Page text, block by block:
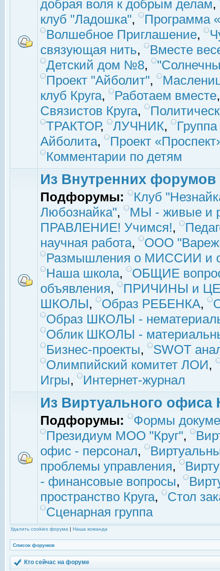
добрая воля к добрым делам,
клуб "Ладошка",
Программа
Волшебное Приглашение,
связующая нить,
Вместе
Детский дом №8,
Проект "Айболит",
клуб Круга, Работаем вместе
Связистов Круга,
ТРАКТОР, ЛУЧНИК,
Айболита,
Проект
Комментарии по детям
Из Внутренних форумов
Подфорумы:
Клуб
Любознайка",
МЫ - живые и
ПРАВЛЕНИЕ! Учимся!,
научная работа,
ООО
Размышления о МИССИИ и
Наша школа,
ОБЩИЕ
объявления,
ПРИЧИНЫ и
ШКОЛЫ, Образ РЕБЕНКА,
Образ ШКОЛЫ -
Облик ШКОЛЫ -
Бизнес-проекты,
SWOT
Олимпийский комитет ЛОИ,
Игры, Интернет-журнал
Из Виртуального офиса
Подфорумы:
Формы
Президиум МОО "Круг",
офис - персонал,
проблемы управления,
- финансовые вопросы,
пространство Круга,
Стол
Сценарная группа
Удалить cookies форума | Наша команда
Список форумов
Кто сейчас на форуме